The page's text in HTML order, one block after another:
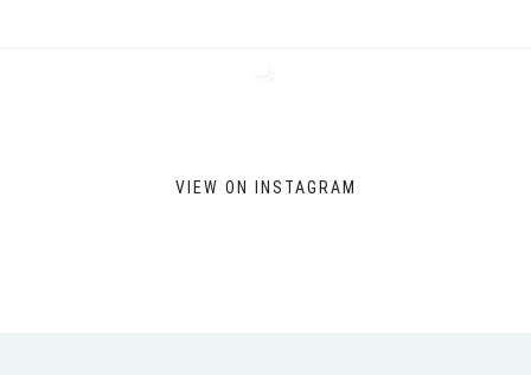
VIEW ON INSTAGRAM